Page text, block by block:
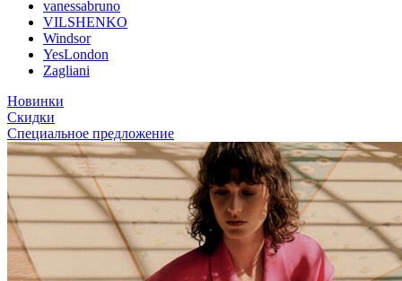
vanessabruno
VILSHENKO
Windsor
YesLondon
Zagliani
Новинки
Скидки
Специальное предложение